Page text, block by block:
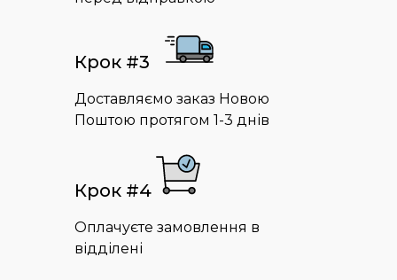
Крок #3
Доставляємо заказ Новою
Поштою протягом 1-3 днів
Крок #4
Оплачуєте замовлення в
відділені